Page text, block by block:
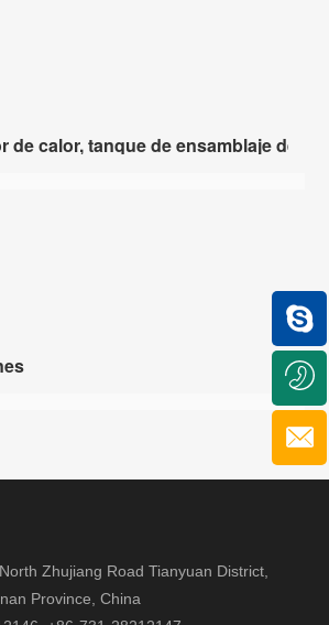
de calor, tanque de ensamblaje de
Zhujiang Road Tianyuan District,
Province, China